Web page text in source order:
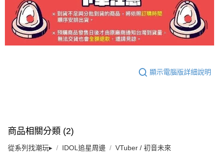
顯示電腦版詳細說明
商品相關分類 (2)
從系列找潮玩▸ IDOL追星周邊 VTuber / 初音未來